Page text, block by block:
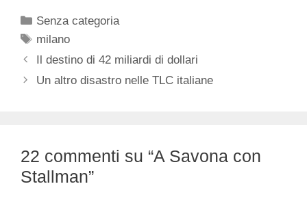
Categorie
Senza categoria
Tag
milano
Il destino di 42 miliardi di dollari
Un altro disastro nelle TLC italiane
22 commenti su “A Savona con
Stallman”